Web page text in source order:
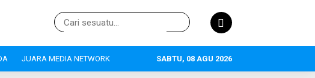
JUARA MEDIA NETWORK SABTU, 08 AGU 2026